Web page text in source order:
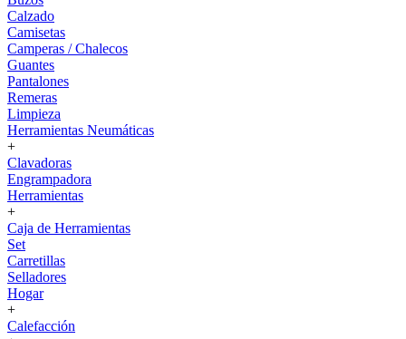
Calzado
Camisetas
Camperas / Chalecos
Guantes
Pantalones
Remeras
Limpieza
Herramientas Neumáticas
+
Clavadoras
Engrampadora
Herramientas
+
Caja de Herramientas
Set
Carretillas
Selladores
Hogar
+
Calefacción